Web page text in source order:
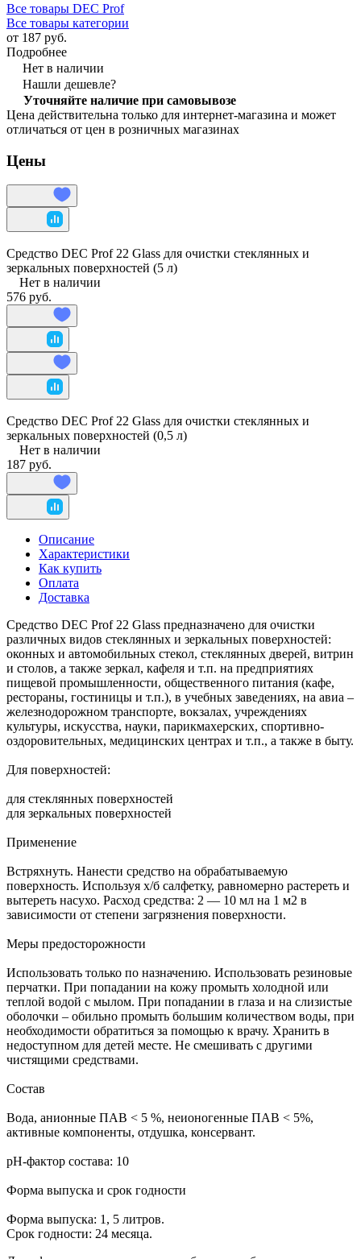
Все товары DEC Prof
Все товары категории
от 187 руб.
Подробнее
Нет в наличии
Нашли дешевле?
Уточняйте наличие при самовывозе
Цена действительна только для интернет-магазина и может
отличаться от цен в розничных магазинах
Цены
Средство DEC Prof 22 Glass для очистки стеклянных и
зеркальных поверхностей (5 л)
Нет в наличии
576 руб.
Средство DEC Prof 22 Glass для очистки стеклянных и
зеркальных поверхностей (0,5 л)
Нет в наличии
187 руб.
Описание
Характеристики
Как купить
Оплата
Доставка
Средство DEC Prof 22 Glass предназначено для очистки
различных видов стеклянных и зеркальных поверхностей:
оконных и автомобильных стекол, стеклянных дверей, витрин
и столов, а также зеркал, кафеля и т.п. на предприятиях
пищевой промышленности, общественного питания (кафе,
рестораны, гостиницы и т.п.), в учебных заведениях, на авиа –
железнодорожном транспорте, вокзалах, учреждениях
культуры, искусства, науки, парикмахерских, спортивно-
оздоровительных, медицинских центрах и т.п., а также в быту.
Для поверхностей:
для стеклянных поверхностей
для зеркальных поверхностей
Применение
Встряхнуть. Нанести средство на обрабатываемую
поверхность. Используя х/б салфетку, равномерно растереть и
вытереть насухо. Расход средства: 2 — 10 мл на 1 м2 в
зависимости от степени загрязнения поверхности.
Меры предосторожности
Использовать только по назначению. Использовать резиновые
перчатки. При попадании на кожу промыть холодной или
теплой водой с мылом. При попадании в глаза и на слизистые
оболочки – обильно промыть большим количеством воды, при
необходимости обратиться за помощью к врачу. Хранить в
недоступном для детей месте. Не смешивать с другими
чистящими средствами.
Состав
Вода, анионные ПАВ < 5 %, неионогенные ПАВ < 5%,
активные компоненты, отдушка, консервант.
pH-фактор состава: 10
Форма выпуска и срок годности
Форма выпуска: 1, 5 литров.
Срок годности: 24 месяца.